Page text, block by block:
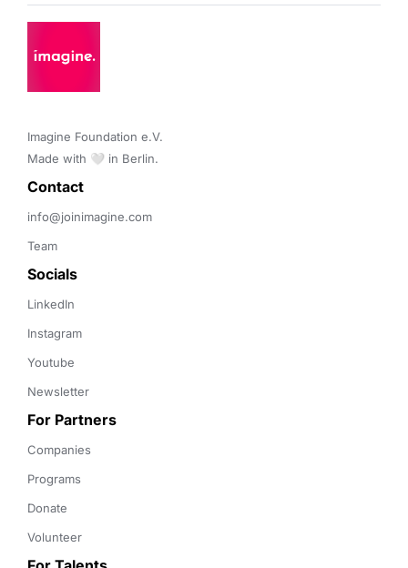
Imagine Foundation e.V.
Made with 🤍 in Berlin.
Contact
info@joinimagine.com
Team
Socials
LinkedIn
Instagram
Youtube
Newsletter
For Partners
Companies
Programs
Donate
Volunteer